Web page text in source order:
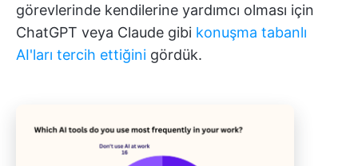
görevlerinde kendilerine yardımcı olması için
ChatGPT veya Claude gibi konuşma tabanlı
AI'ları tercih ettiğini gördük.